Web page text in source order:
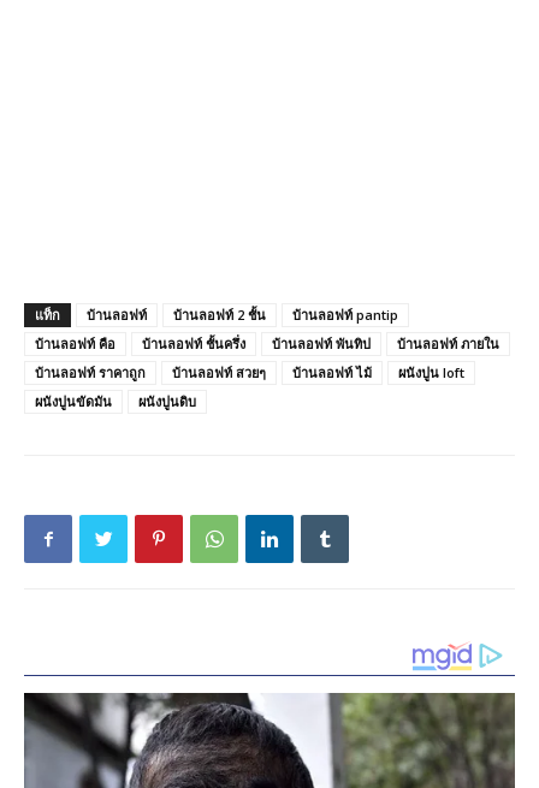
แท็ก บ้านลอฟท์ บ้านลอฟท์ 2 ชั้น
บ้านลอฟท์ pantip
บ้านลอฟท์ คือ
บ้านลอฟท์ ชั้นครึ่ง บ้านลอฟท์ พันทิป
บ้านลอฟท์ ภายใน
บ้านลอฟท์ ราคาถูก
บ้านลอฟท์ สวยๆ บ้านลอฟท์ ไม้
ผนังปูน loft
ผนังปูนขัดมัน
ผนังปูนดิบ